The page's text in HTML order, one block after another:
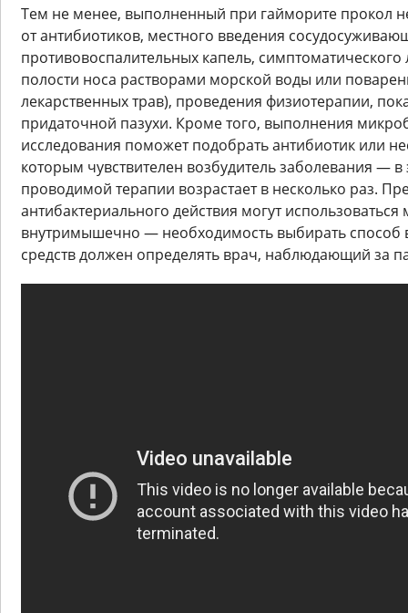
Тем не менее, выполненный при гайморите прокол
от антибиотиков, местного введения
противовоспалительных капель,
полости носа растворами морской воды или
лекарственных трав), проведения физиотерапии,
придаточной пазухи. Кроме того, выполнения
исследования поможет подобрать антибиотик или
которым чувствителен возбудитель заболевания — в
проводимой терапии возрастает в несколько раз.
антибактериального действия могут использоваться
внутримышечно — необходимость выбирать способ
средств должен определять врач, наблюдающий за